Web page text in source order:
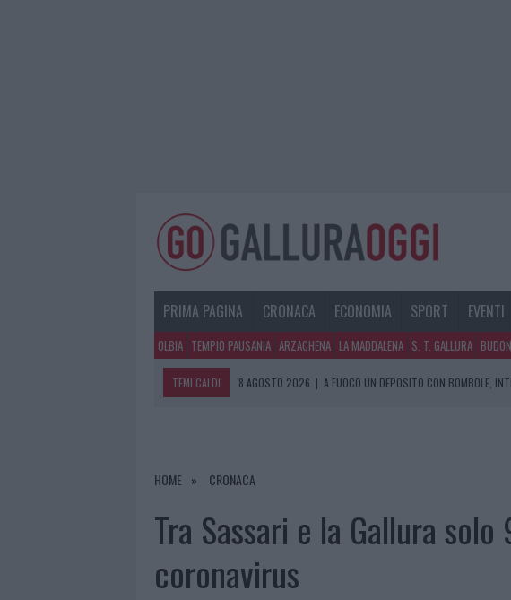
PRIMA PAGINA CRONACA ECONOMIA SPORT EVENTI
OLBIA TEMPIO PAUSANIA ARZACHENA LA MADDALENA S. T. GALLURA
TEMI CALDI 8 AGOSTO 2026 | A FUOCO UN DEPOSITO CON BOMBOLE,
7 AGOSTO 2026
|
HOME CRONACA
Tra Sassari e la Gallura
coronavirus